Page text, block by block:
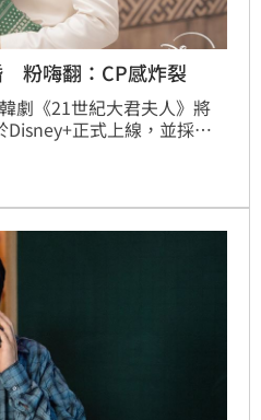
粉嗨翻：CP感炸裂
劇《21世紀大君夫人》將
正式上線，並採每
度居高不下。